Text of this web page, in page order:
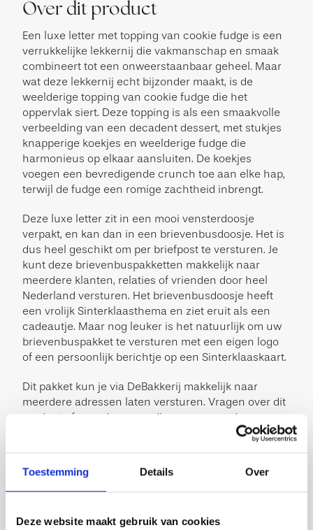
Toestemming Details Over
Deze website maakt gebruik van cookies
Over dit product
Een luxe letter met topping van cookie fudge is een
verrukkelijke lekkernij die vakmanschap en smaak
combineert tot een onweerstaanbaar geheel. Maar
wat deze lekkernij echt bijzonder maakt, is de
weelderige topping van cookie fudge die het
oppervlak siert. Deze topping is als een smaakvolle
verbeelding van een decadent dessert, met stukjes
knapperige koekjes en weelderige fudge die
harmonieus op elkaar aansluiten. De koekjes
voegen een bevredigende crunch toe aan elke hap,
terwijl de fudge een romige zachtheid inbrengt.
Deze luxe letter zit in een mooi vensterdoosje
verpakt, en kan dan in een brievenbusdoosje. Het is
dus heel geschikt om per briefpost te versturen. Je
kunt deze brievenbuspakketten makkelijk naar
meerdere klanten, relaties of vrienden door heel
Nederland versturen. Het brievenbusdoosje heeft
een vrolijk Sinterklaasthema en ziet eruit als een
cadeautje. Maar nog leuker is het natuurlijk om uw
brievenbuspakket te versturen met een eigen logo
of een persoonlijk berichtje op een Sinterklaaskaart.
Dit pakket kun je via DeBakkerij makkelijk naar
meerdere adressen laten versturen. Vragen over dit
product of over de verzending naar meerdere
adressen? Neem dan gerust contact met ons op, wij
<strong>Let op!
– Het kaartje wordt er los bijgeleverd en zit niet vast